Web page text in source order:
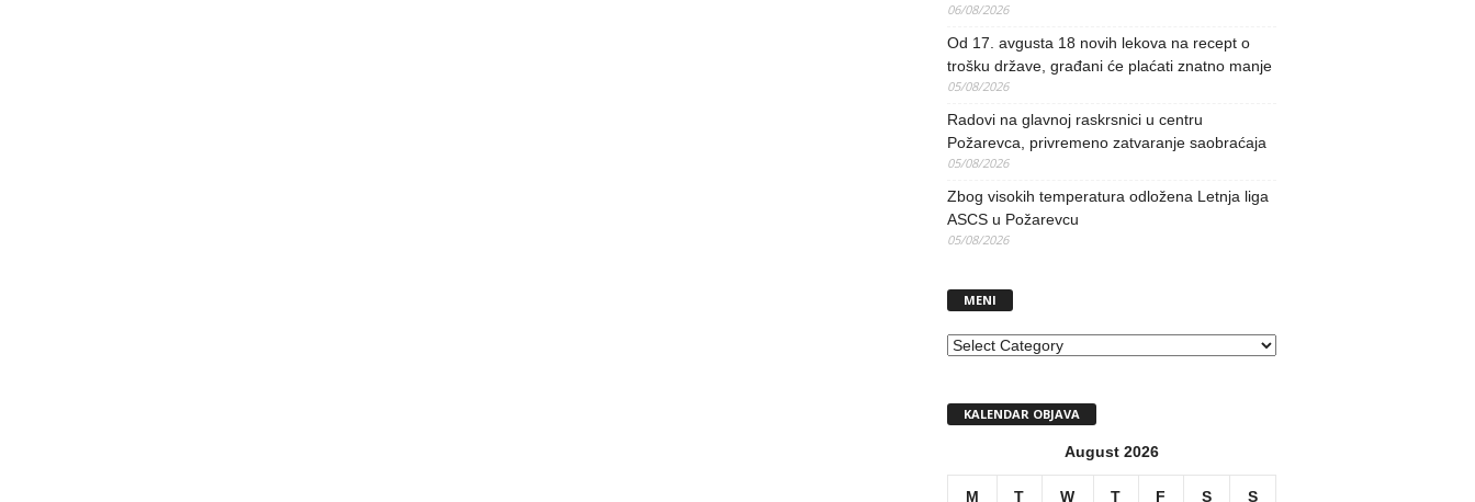
06/08/2026
Od 17. avgusta 18 novih lekova na recept o
trošku države, građani će plaćati znatno manje
05/08/2026
Radovi na glavnoj raskrsnici u centru
Požarevca, privremeno zatvaranje saobraćaja
05/08/2026
Zbog visokih temperatura odložena Letnja liga
ASCS u Požarevcu
05/08/2026
MENI
MENI
KALENDAR OBJAVA
August 2026
M T W T F S S